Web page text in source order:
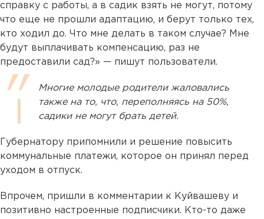
справку с работы, а в садик взять не могут, потому
что еще не прошли адаптацию, и берут только тех,
кто ходил до. Что мне делать в таком случае? Мне
будут выплачивать компенсацию, раз не
предоставили сад?» — пишут пользователи.
Многие молодые родители жаловались
также на то, что, переполняясь на 50%,
садики не могут брать детей.
Губернатору припомнили и решение повысить
коммунальные платежи, которое он принял перед
уходом в отпуск.
Впрочем, пришли в комментарии к Куйвашеву и
позитивно настроенные подписчики. Кто-то даже